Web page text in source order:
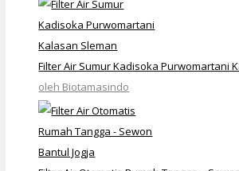
Filter Air Sumur Kadisoka Purwomartani
oleh Biotamasindo